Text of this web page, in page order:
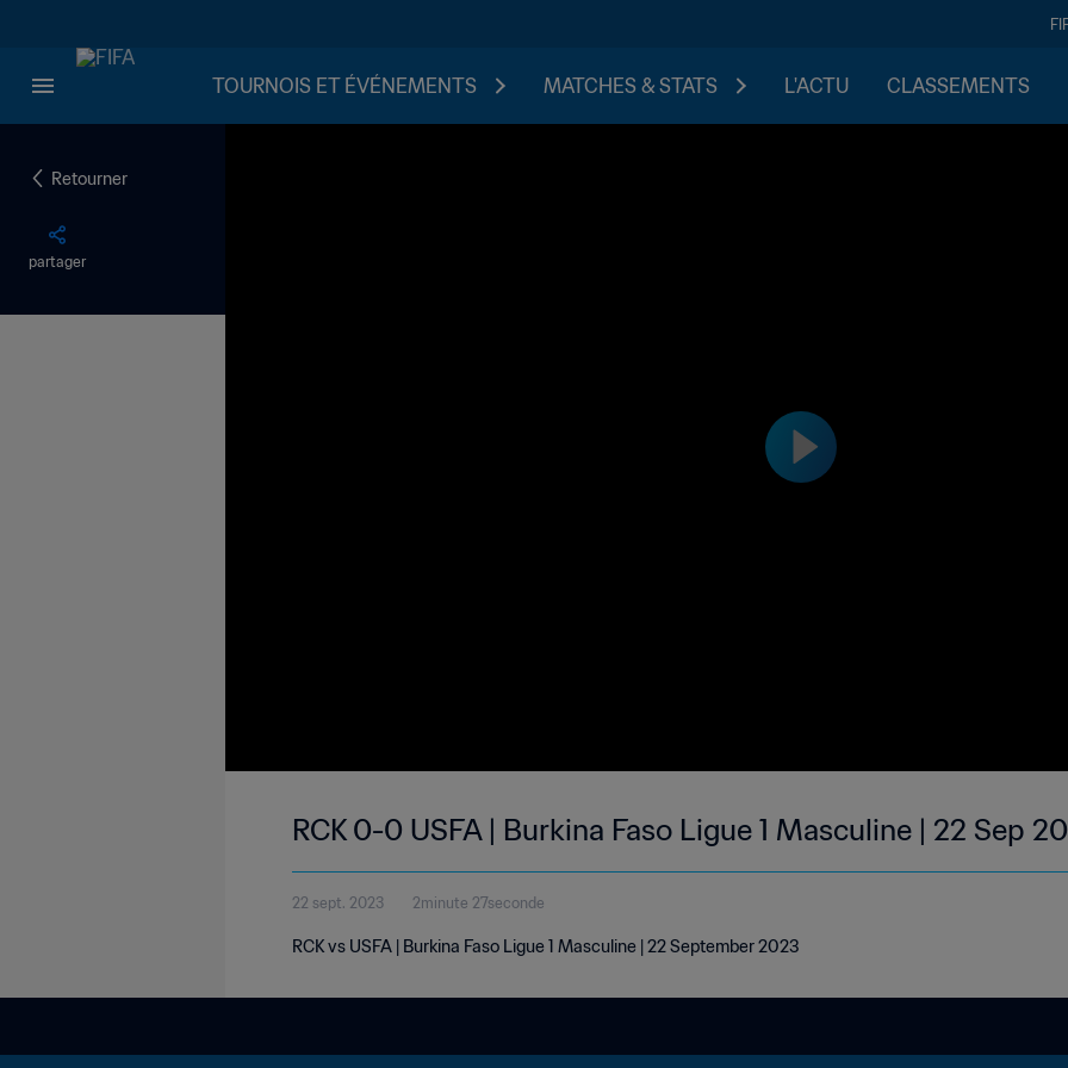
TOURNOIS ET ÉVÉNEMENTS MATCHES & STATS L'ACTU CLASSEMENTS
Retourner
partager
RCK 0-0 USFA | Burkina Faso Ligue 1 Masculine | 22 Sep
22 sept. 2023 2minute 27seconde
RCK vs USFA | Burkina Faso Ligue 1 Masculine | 22 September 2023